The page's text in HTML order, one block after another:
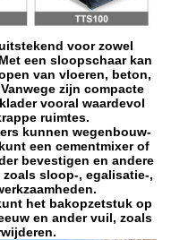
voor zowel
een sloopschaar kan
van vloeren, beton,
zijn compacte
vooral waardevol
ruimtes.
kunnen wegenbouw-
een cementmixer of
bevestigen en andere
sloop-, egalisatie-,
het bakopzetstuk op
en ander vuil, zoals